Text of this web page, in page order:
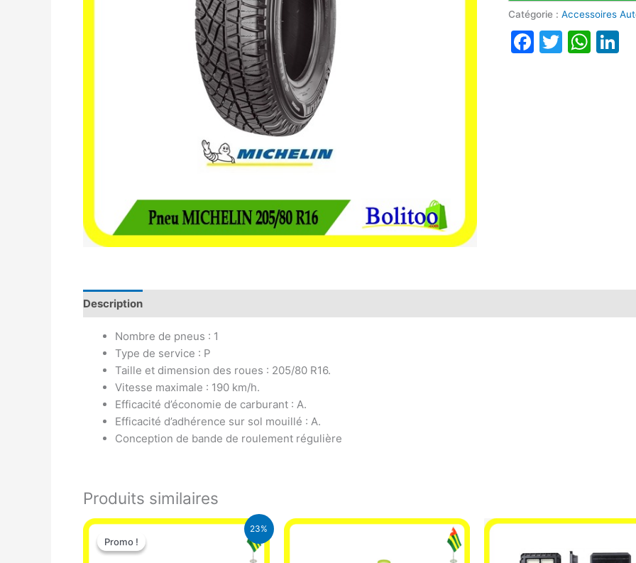
Catégorie :Accessoires
Facebook
Twitter
Description
Nombre de pneus : 1
Type de service : P
Taille et dimension des roues : 205/80 R16.
Vitesse maximale : 190 km/h.
Efficacité d’économie de carburant : A.
Efficacité d’adhérence sur sol mouillé : A.
Conception de bande de roulement régulière
Produits similaires
23%
Promo !
Promo !
Le
initial
Le